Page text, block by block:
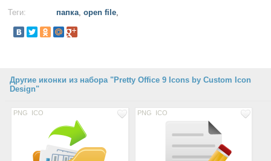
Теги: папка, open file,
Другие иконки из набора "Pretty Office 9 Icons by Custom Icon
Design"
PNG ICO PNG ICO